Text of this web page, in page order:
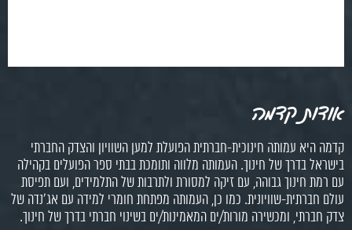
אודות קדמה
קדמה היא עמותה חינוכית-חברתית הפועלת למען השוויון והצדק החברתי
בישראל בדרך של חינוך. העמותה מלווה ותומכת בבתי ספר הפועלים בקהילה
עם רמת חינוך גבוהה, עם זיקה למסורת ולתרבות של התלמידים, ועם תפיסת
עולם חברתית-שוויונית. כמו כן, העמותה מפתחת חומרי למידה עם אג'נדה של
צדק חברתי, ומכשירה מורות/ים המאמינות/ים בשינוי חברתי בדרך של חינוך.